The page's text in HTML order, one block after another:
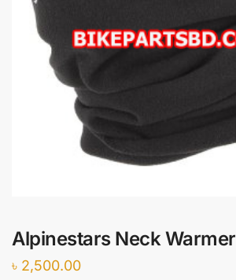
Alpinestars Neck Warmer
৳ 2,500.00